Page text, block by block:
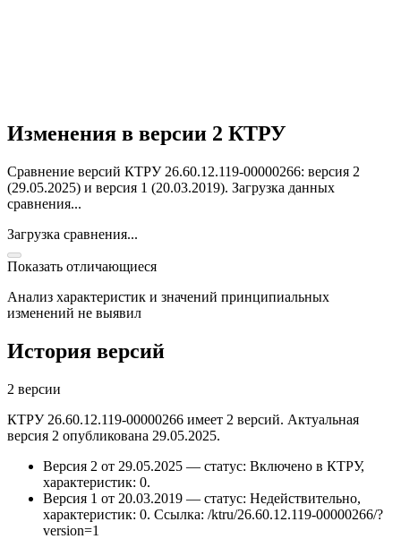
Изменения в версии 2 КТРУ
Сравнение версий КТРУ 26.60.12.119-00000266: версия 2
(29.05.2025) и версия 1 (20.03.2019). Загрузка данных
сравнения...
Загрузка сравнения...
Показать отличающиеся
Анализ характеристик и значений принципиальных
изменений не выявил
История версий
2 версии
КТРУ 26.60.12.119-00000266 имеет 2 версий. Актуальная
версия 2 опубликована 29.05.2025.
Версия 2 от 29.05.2025 — статус: Включено в КТРУ,
характеристик: 0.
Версия 1 от 20.03.2019 — статус: Недействительно,
характеристик: 0. Ссылка: /ktru/26.60.12.119-00000266/?
version=1